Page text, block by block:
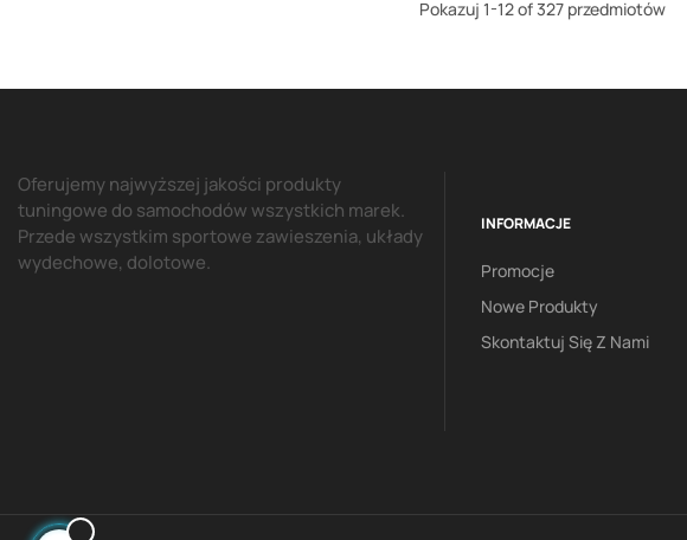
Pokazuj 1-12 of 327 przedmiotów
Oferujemy najwyższej jakości produkty
tuningowe do samochodów wszystkich marek.
Przede wszystkim sportowe zawieszenia, układy
wydechowe, dolotowe.
INFORMACJE
Promocje
Nowe Produkty
Skontaktuj Się Z Nami